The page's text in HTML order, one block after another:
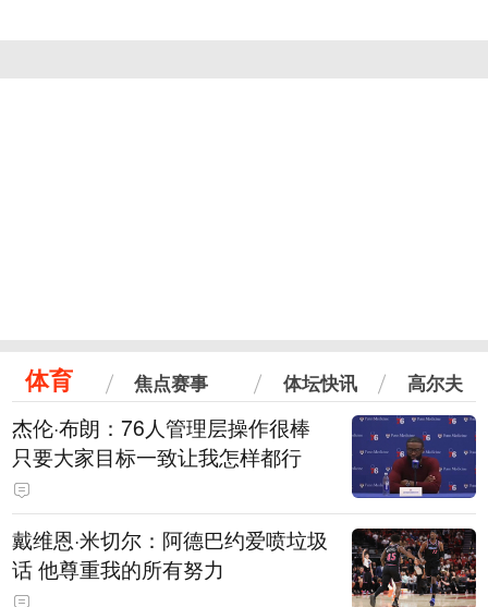
体育 焦点赛事 体坛快讯 高尔夫
杰伦·布朗：76人管理层操作很棒
只要大家目标一致让我怎样都行
戴维恩·米切尔：阿德巴约爱喷垃圾
话 他尊重我的所有努力